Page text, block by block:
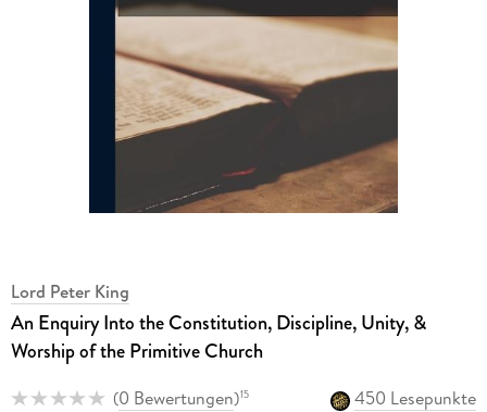
Lord Peter King
An Enquiry Into the Constitution, Discipline, Unity, &
Worship of the Primitive Church
(0 Bewertungen)15
450 Lesepunkte